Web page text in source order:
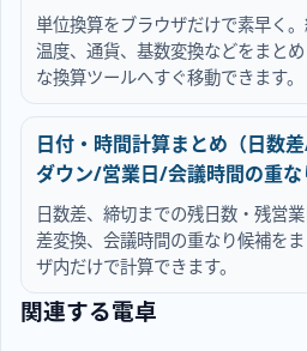
単位換算をブラウザだけで素早く。
温度、通貨、基数変換などをまと
な換算ツールへすぐ移動できます。
日付・時間計算まとめ（日数
ダウン/営業日/会議時間の重な
日数差、締切までの残日数・残営
差変換、会議時間の重なり候補を
ザ内だけで計算できます。
関連する電卓